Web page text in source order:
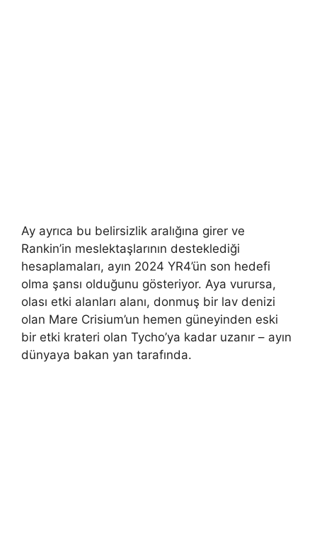
Ay ayrıca bu belirsizlik aralığına girer ve
Rankin’in meslektaşlarının desteklediği
hesaplamaları, ayın 2024 YR4’ün son hedefi
olma şansı olduğunu gösteriyor. Aya vurursa,
olası etki alanları alanı, donmuş bir lav denizi
olan Mare Crisium’un hemen güneyinden eski
bir etki krateri olan Tycho’ya kadar uzanır – ayın
dünyaya bakan yan tarafında.